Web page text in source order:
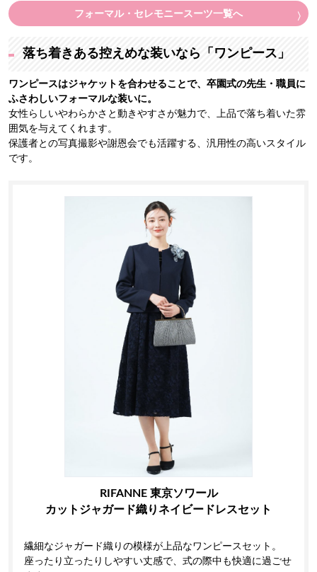
フォーマル・セレモニースーツ一覧へ
落ち着きある控えめな装いなら「ワンピース」
ワンピースはジャケットを合わせることで、卒園式の先生・職員に
ふさわしいフォーマルな装いに。
女性らしいやわらかさと動きやすさが魅力で、上品で落ち着いた雰
囲気を与えてくれます。
保護者との写真撮影や謝恩会でも活躍する、汎用性の高いスタイル
です。
RIFANNE 東京ソワール
カットジャガード織りネイビードレスセット
繊細なジャガード織りの模様が上品なワンピースセット。
座ったり立ったりしやすい丈感で、式の際中も快適に過ごせ